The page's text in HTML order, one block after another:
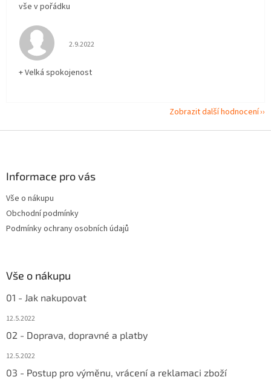
vše v pořádku
Hodnocení obchodu je 5 z 5 hvězdiček.
2.9.2022
+ Velká spokojenost
Zobrazit další hodnocení
Informace pro vás
Vše o nákupu
Obchodní podmínky
Podmínky ochrany osobních údajů
Vše o nákupu
01 - Jak nakupovat
12.5.2022
02 - Doprava, dopravné a platby
12.5.2022
03 - Postup pro výměnu, vrácení a reklamaci zboží